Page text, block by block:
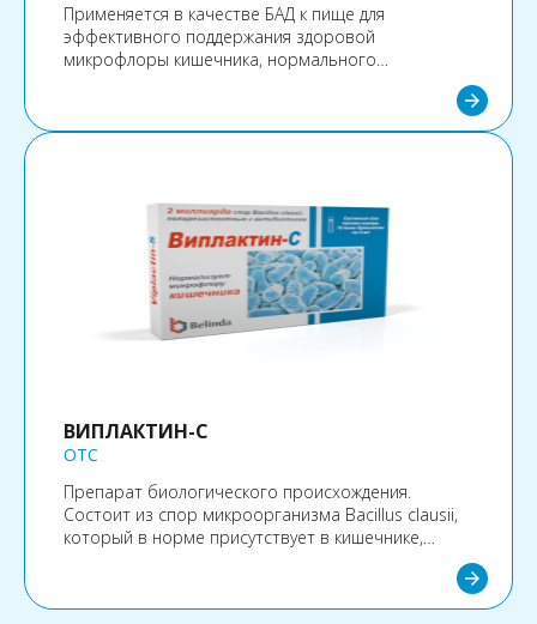
Применяется в качестве БАД к пище для
эффективного поддержания здоровой
микрофлоры кишечника, нормального
arrow_forward
ВИПЛАКТИН-С
OTC
Препарат биологического происхождения.
Состоит из спор микроорганизма Bacillus clausii,
который в норме присутствует в кишечнике,
arrow_forward